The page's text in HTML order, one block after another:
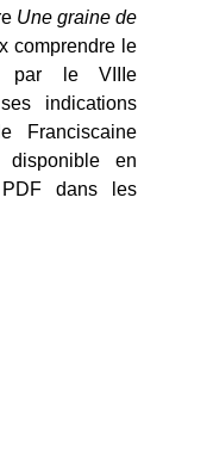
Une graine de
comprendre le
par le VIIIe
indications
Franciscaine
en
PDF dans les